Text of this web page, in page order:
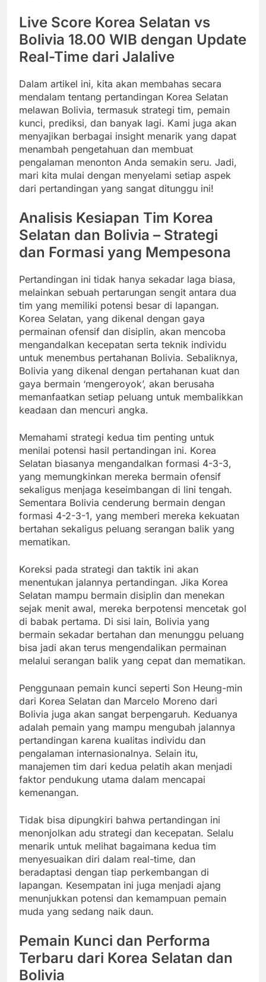
Live Score Korea Selatan vs
Bolivia 18.00 WIB dengan Update
Real-Time dari Jalalive
Dalam artikel ini, kita akan membahas secara
mendalam tentang pertandingan Korea Selatan
melawan Bolivia, termasuk strategi tim, pemain
kunci, prediksi, dan banyak lagi. Kami juga akan
menyajikan berbagai insight menarik yang dapat
menambah pengetahuan dan membuat
pengalaman menonton Anda semakin seru. Jadi,
mari kita mulai dengan menyelami setiap aspek
dari pertandingan yang sangat ditunggu ini!
Analisis Kesiapan Tim Korea
Selatan dan Bolivia – Strategi
dan Formasi yang Mempesona
Pertandingan ini tidak hanya sekadar laga biasa,
melainkan sebuah pertarungan sengit antara dua
tim yang memiliki potensi besar di lapangan.
Korea Selatan, yang dikenal dengan gaya
permainan ofensif dan disiplin, akan mencoba
mengandalkan kecepatan serta teknik individu
untuk menembus pertahanan Bolivia. Sebaliknya,
Bolivia yang dikenal dengan pertahanan kuat dan
gaya bermain ‘mengeroyok’, akan berusaha
memanfaatkan setiap peluang untuk membalikkan
keadaan dan mencuri angka.
Memahami strategi kedua tim penting untuk
menilai potensi hasil pertandingan ini. Korea
Selatan biasanya mengandalkan formasi 4-3-3,
yang memungkinkan mereka bermain ofensif
sekaligus menjaga keseimbangan di lini tengah.
Sementara Bolivia cenderung bermain dengan
formasi 4-2-3-1, yang memberi mereka kekuatan
bertahan sekaligus peluang serangan balik yang
mematikan.
Koreksi pada strategi dan taktik ini akan
menentukan jalannya pertandingan. Jika Korea
Selatan mampu bermain disiplin dan menekan
sejak menit awal, mereka berpotensi mencetak gol
di babak pertama. Di sisi lain, Bolivia yang
bermain sekadar bertahan dan menunggu peluang
bisa jadi akan terus mengendalikan permainan
melalui serangan balik yang cepat dan mematikan.
Penggunaan pemain kunci seperti Son Heung-min
dari Korea Selatan dan Marcelo Moreno dari
Bolivia juga akan sangat berpengaruh. Keduanya
adalah pemain yang mampu mengubah jalannya
pertandingan karena kualitas individu dan
pengalaman internasionalnya. Selain itu,
manajemen tim dari kedua pelatih akan menjadi
faktor pendukung utama dalam mencapai
kemenangan.
Tidak bisa dipungkiri bahwa pertandingan ini
menonjolkan adu strategi dan kecepatan. Selalu
menarik untuk melihat bagaimana kedua tim
menyesuaikan diri dalam real-time, dan
beradaptasi dengan tiap perkembangan di
lapangan. Kesempatan ini juga menjadi ajang
menunjukkan potensi dan kemampuan pemain
muda yang sedang naik daun.
Pemain Kunci dan Performa
Terbaru dari Korea Selatan dan
Bolivia